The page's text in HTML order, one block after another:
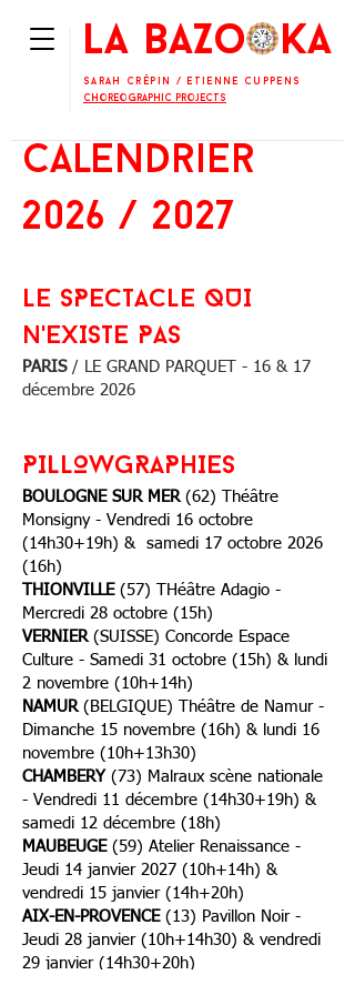
Sarah Crépin / Etienne Cuppens
La BaZooKa
Choreographic projects
Calendrier
2026 / 2027
LE SPECTACLE QUI
N'EXISTE PAS
PARIS/ LE GRAND PARQUET - 16 & 17
décembre 2026
PILLOWGRAPHIES
BOULOGNE SUR MER(62) Théâtre
Monsigny - Vendredi 16 octobre
(14h30+19h) & samedi 17 octobre 2026
(16h)
THIONVILLE (57) THéâtre Adagio -
Mercredi 28 octobre (15h)
VERNIER (SUISSE) Concorde Espace
Culture - Samedi 31 octobre (15h) & lundi
2 novembre (10h+14h)
NAMUR (BELGIQUE) Théâtre de Namur -
Dimanche 15 novembre (16h) & lundi 16
novembre (10h+13h30)
CHAMBERY (73) Malraux scène nationale
- Vendredi 11 décembre (14h30+19h) &
samedi 12 décembre (18h)
MAUBEUGE (59) Atelier Renaissance -
Jeudi 14 janvier 2027 (10h+14h) &
vendredi 15 janvier (14h+20h)
AIX-EN-PROVENCE (13) Pavillon Noir -
Jeudi 28 janvier (10h+14h30) & vendredi
29 janvier (14h30+20h)